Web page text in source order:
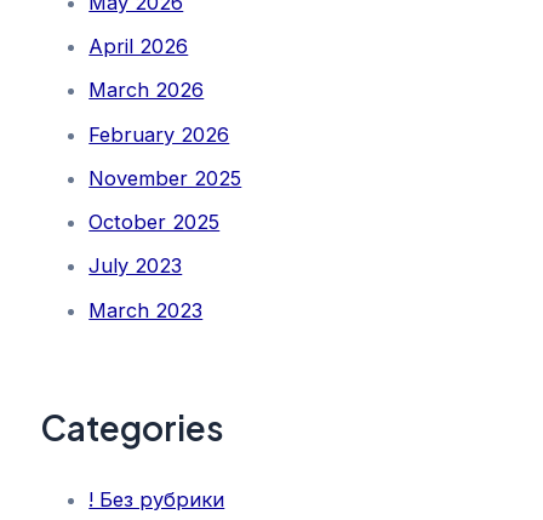
April 2026
March 2026
February 2026
November 2025
October 2025
July 2023
March 2023
Categories
! Без рубрики